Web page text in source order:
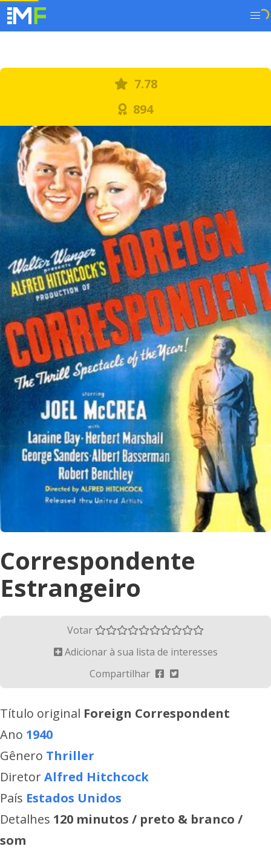
7.78
894
Correspondente
Estrangeiro
Votar
Adicionar à sua lista de interesses
Compartilhar
Título original Foreign Correspondent
Ano 1940
Gênero Thriller
DiretorAlfred Hitchcock
País Estados Unidos
Detalhes 120 minutos / preto & branco /
som